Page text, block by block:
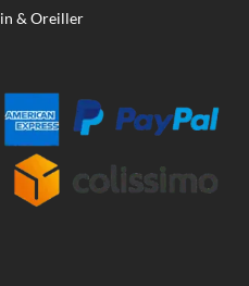
& Oreiller